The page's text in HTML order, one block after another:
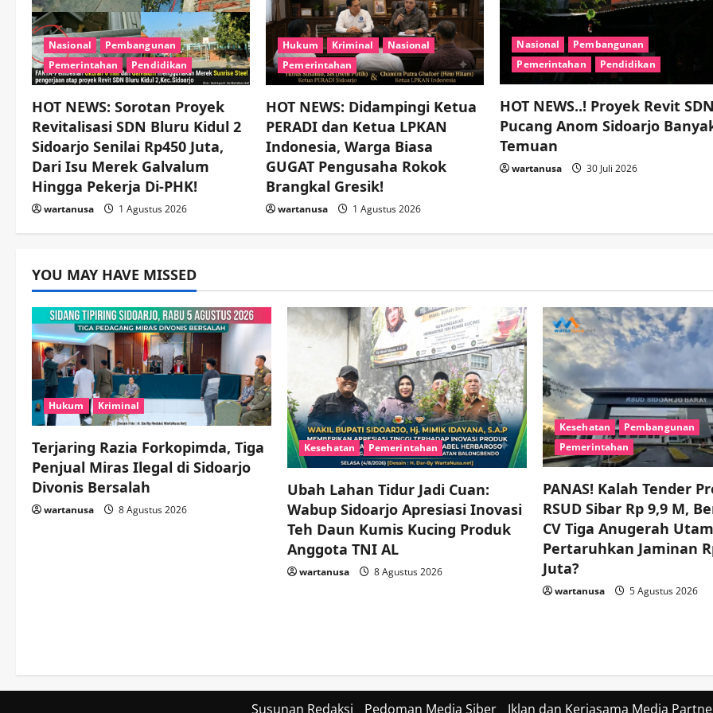
g
a
t
i
o
n
Nasional
Pembangunan
Pemerintahan
Pendidikan
HOT NEWS: Sorotan Proyek
Revitalisasi SDN Bluru Kidul 2
Sidoarjo Senilai Rp450 Juta,
Dari Isu Merek Galvalum
Hingga Pekerja Di-PHK!
wartanusa 1 Agustus 2026
Hukum Kriminal
Nasional
Pemerintahan
HOT NEWS: Didampingi Ketua
PERADI dan Ketua LPKAN
Indonesia, Warga Biasa
GUGAT Pengusaha Rokok
Brangkal Gresik!
wartanusa 1 Agustus 2026
Nasional
Pembangunan
Pemerintahan
Pendidikan
HOT NEWS..! Proyek Revit
Pucang Anom Sidoarjo
Temuan
wartanusa 30 Juli 2026
YOU MAY HAVE MISSED
Hukum Kriminal
Terjaring Razia Forkopimda, Tiga
Penjual Miras Ilegal di Sidoarjo
Divonis Bersalah
wartanusa 8 Agustus 2026
Kesehatan Pemerintahan
Ubah Lahan Tidur Jadi Cuan:
Wabup Sidoarjo Apresiasi Inovasi
Teh Daun Kumis Kucing Produk
Anggota TNI AL
wartanusa 8 Agustus 2026
Kesehatan
Pembangunan
Pemerintahan
PANAS! Kalah Tender
RSUD Sibar Rp 9,9 M,
CV Tiga Anugerah
Pertaruhkan Jaminan
Juta?
wartanusa 5 Agustus 2026
Susunan Redaksi Pedoman Media Siber Iklan dan Kerjasama Media